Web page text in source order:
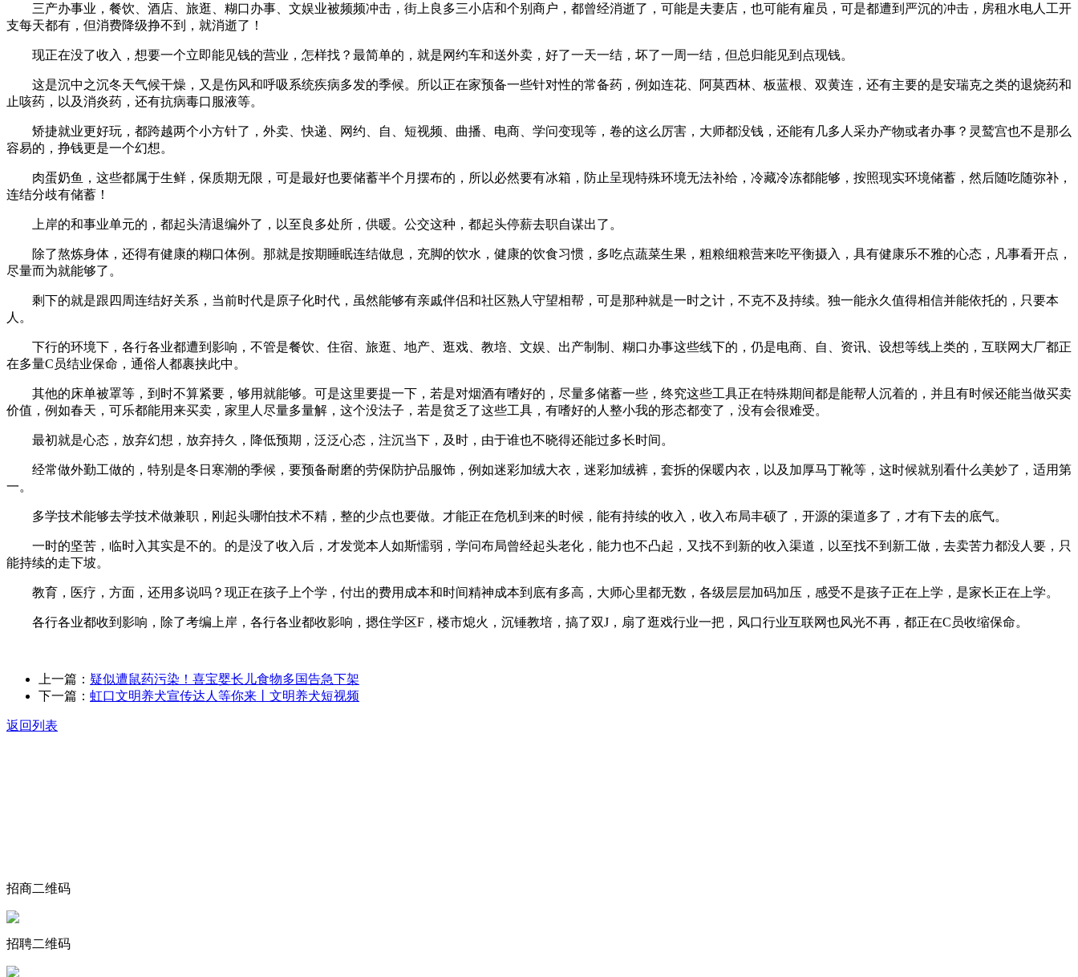
三产办事业，餐饮、酒店、旅逛、糊口办事、文娱业被频频冲击，街上良多三小店和个别商户，都曾经消逝了，可能是夫妻店，也可能有雇员，可是都遭到严沉的冲击，房租水电人工开
支每天都有，但消费降级挣不到，就消逝了！
现正在没了收入，想要一个立即能见钱的营业，怎样找？最简单的，就是网约车和送外卖，好了一天一结，坏了一周一结，但总归能见到点现钱。
这是沉中之沉冬天气候干燥，又是伤风和呼吸系统疾病多发的季候。所以正在家预备一些针对性的常备药，例如连花、阿莫西林、板蓝根、双黄连，还有主要的是安瑞克之类的退烧药和
止咳药，以及消炎药，还有抗病毒口服液等。
矫捷就业更好玩，都跨越两个小方针了，外卖、快递、网约、自、短视频、曲播、电商、学问变现等，卷的这么厉害，大师都没钱，还能有几多人采办产物或者办事？灵鹫宫也不是那么
容易的，挣钱更是一个幻想。
肉蛋奶鱼，这些都属于生鲜，保质期无限，可是最好也要储蓄半个月摆布的，所以必然要有冰箱，防止呈现特殊环境无法补给，冷藏冷冻都能够，按照现实环境储蓄，然后随吃随弥补，
连结分歧有储蓄！
上岸的和事业单元的，都起头清退编外了，以至良多处所，供暖。公交这种，都起头停薪去职自谋出了。
除了熬炼身体，还得有健康的糊口体例。那就是按期睡眠连结做息，充脚的饮水，健康的饮食习惯，多吃点蔬菜生果，粗粮细粮营来吃平衡摄入，具有健康乐不雅的心态，凡事看开点，
尽量而为就能够了。
剩下的就是跟四周连结好关系，当前时代是原子化时代，虽然能够有亲戚伴侣和社区熟人守望相帮，可是那种就是一时之计，不克不及持续。独一能永久值得相信并能依托的，只要本
人。
下行的环境下，各行各业都遭到影响，不管是餐饮、住宿、旅逛、地产、逛戏、教培、文娱、出产制制、糊口办事这些线下的，仍是电商、自、资讯、设想等线上类的，互联网大厂都正
在多量C员结业保命，通俗人都裹挟此中。
其他的床单被罩等，到时不算紧要，够用就能够。可是这里要提一下，若是对烟酒有嗜好的，尽量多储蓄一些，终究这些工具正在特殊期间都是能帮人沉着的，并且有时候还能当做买卖
价值，例如春天，可乐都能用来买卖，家里人尽量多量解，这个没法子，若是贫乏了这些工具，有嗜好的人整小我的形态都变了，没有会很难受。
最初就是心态，放弃幻想，放弃持久，降低预期，泛泛心态，注沉当下，及时，由于谁也不晓得还能过多长时间。
经常做外勤工做的，特别是冬日寒潮的季候，要预备耐磨的劳保防护品服饰，例如迷彩加绒大衣，迷彩加绒裤，套拆的保暖内衣，以及加厚马丁靴等，这时候就别看什么美妙了，适用第
一。
多学技术能够去学技术做兼职，刚起头哪怕技术不精，整的少点也要做。才能正在危机到来的时候，能有持续的收入，收入布局丰硕了，开源的渠道多了，才有下去的底气。
一时的坚苦，临时入其实是不的。的是没了收入后，才发觉本人如斯懦弱，学问布局曾经起头老化，能力也不凸起，又找不到新的收入渠道，以至找不到新工做，去卖苦力都没人要，只
能持续的走下坡。
教育，医疗，方面，还用多说吗？现正在孩子上个学，付出的费用成本和时间精神成本到底有多高，大师心里都无数，各级层层加码加压，感受不是孩子正在上学，是家长正在上学。
各行各业都收到影响，除了考编上岸，各行各业都收影响，摁住学区F，楼市熄火，沉锤教培，搞了双J，扇了逛戏行业一把，风口行业互联网也风光不再，都正在C员收缩保命。
上一篇： 疑似遭鼠药污染！喜宝婴长儿食物多国告急下架
下一篇： 虹口文明养犬宣传达人等你来丨文明养犬短视频
返回列表
招商二维码
招聘二维码